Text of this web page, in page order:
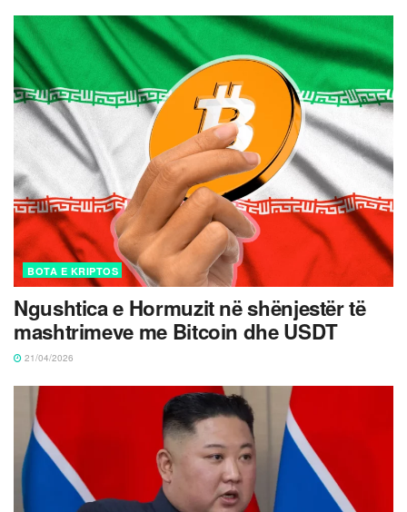
BOTA E KRIPTOS
Ngushtica e Hormuzit në shënjestër të
mashtrimeve me Bitcoin dhe USDT
21/04/2026